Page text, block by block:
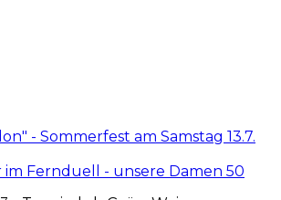
- Sommerfest am Samstag 13.7.
im Fernduell - unsere Damen 50